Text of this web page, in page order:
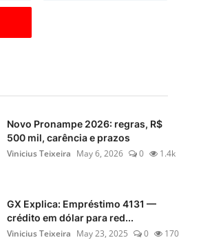
Novo Pronampe 2026: regras, R$
500 mil, carência e prazos
Vinicius Teixeira May 6, 2026 0 1.4k
GX Explica: Empréstimo 4131 —
crédito em dólar para red...
Vinicius Teixeira May 23, 2025 0 170